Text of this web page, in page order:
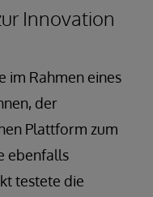
Innovation
im Rahmen eines
der
Plattform zum
ebenfalls
testete die